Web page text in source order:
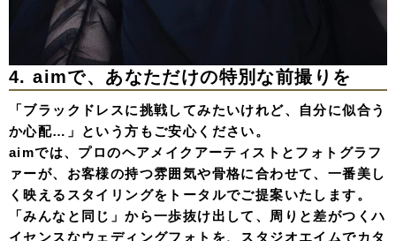
4. aimで、あなただけの特別な前撮りを
「ブラックドレスに挑戦してみたいけれど、自分に似合う
か心配…」という方もご安心ください。
aimでは、プロのヘアメイクアーティストとフォトグラフ
ァーが、お客様の持つ雰囲気や骨格に合わせて、一番美し
く映えるスタイリングをトータルでご提案いたします。
「みんなと同じ」から一歩抜け出して、
周りと差がつくハ
イセンスなウェディングフォト を、スタジオエイムでカタ